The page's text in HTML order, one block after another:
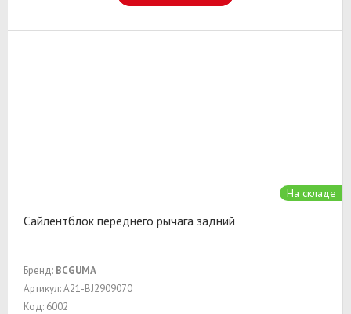
На складе
Сайлентблок переднего рычага задний
Бренд: BCGUMA
Артикул: A21-BJ2909070
Код: 6002